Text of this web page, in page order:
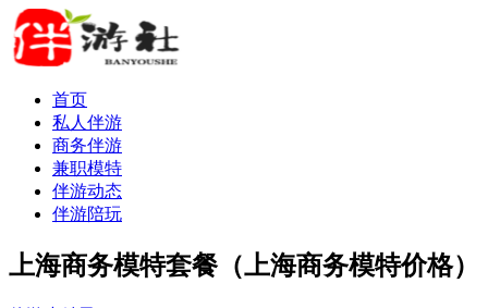
首页
私人伴游
商务伴游
兼职模特
伴游动态
伴游陪玩
上海商务模特套餐（上海商务模特价格）